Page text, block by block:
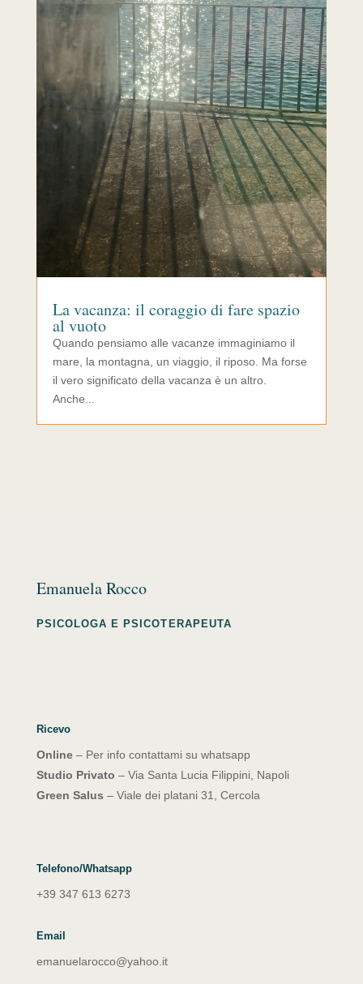
La vacanza: il coraggio di fare spazio
al vuoto
Quando pensiamo alle vacanze immaginiamo il
mare, la montagna, un viaggio, il riposo. Ma forse
il vero significato della vacanza è un altro.
Anche...
Emanuela Rocco
PSICOLOGA E PSICOTERAPEUTA
Ricevo
Online– Per info contattami su whatsapp
Studio Privato – Via Santa Lucia Filippini, Napoli
Green Salus – Viale dei platani 31, Cercola
Telefono/Whatsapp
+39 347 613 6273
Email
emanuelarocco@yahoo.it